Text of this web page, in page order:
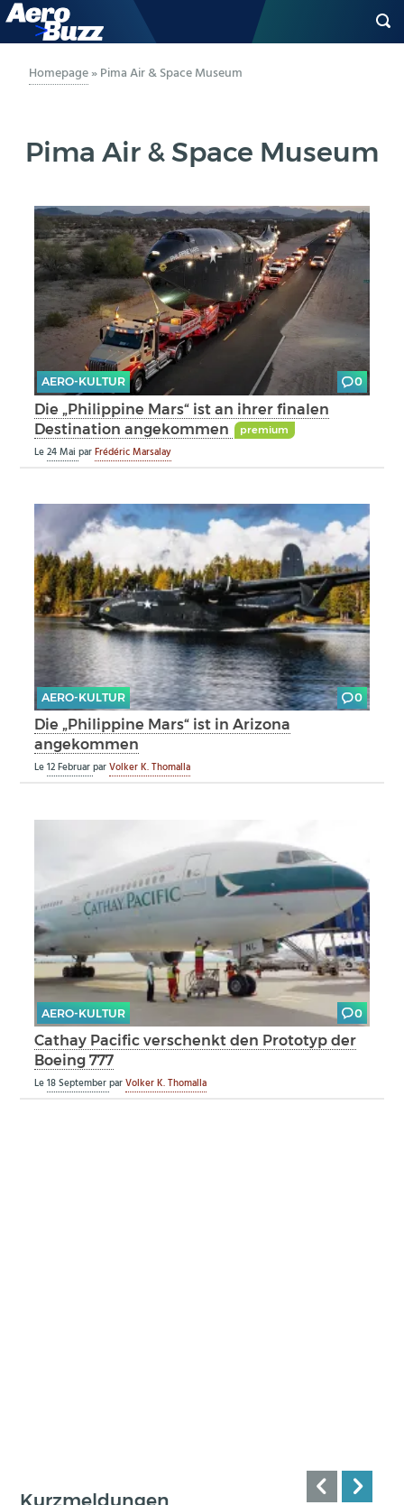
GENERAL AVIATION
LUFTVERKEHR
MILITÄR
INDUSTRIE
HELIKOPTER
BERUFE
AERO-KULTUR
Homepage»Pima Air & Space Museum
Pima Air & Space Museum
AERO-KULTUR 0
Die „Philippine Mars“ ist an ihrer finalen
Destination angekommen
premium
Le24 MaiparFrédéric Marsalay
AERO-KULTUR 0
Die „Philippine Mars“ ist in Arizona
angekommen
Le12 FebruarparVolker K. Thomalla
AERO-KULTUR 0
Cathay Pacific verschenkt den Prototyp der
Boeing 777
Le18 SeptemberparVolker K. Thomalla
Kurzmeldungen